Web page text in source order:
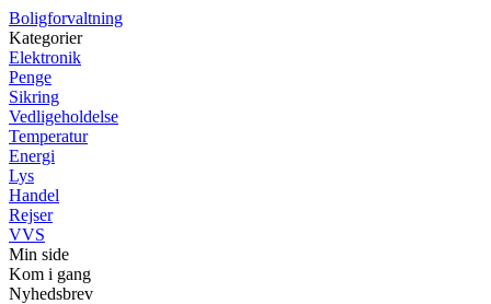
Boligforvaltning
Kategorier
Elektronik
Penge
Sikring
Vedligeholdelse
Temperatur
Energi
Lys
Handel
Rejser
VVS
Min side
Kom i gang
Nyhedsbrev